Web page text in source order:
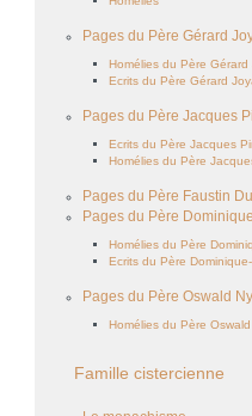
Pages du Père Gérard
Homélies du Père Gérard
Ecrits du Père Gérard
Pages du Père Jacques
Ecrits du Père Jacques
Homélies du Père
Pages du Père Faustin
Pages du Père
Homélies du Père
Ecrits du Père
Pages du Père Oswald
Homélies du Père
Famille cistercienne